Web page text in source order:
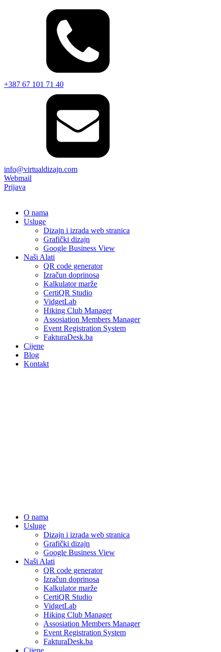
+387 67 101 71 40
info@virtualdizajn.com
Webmail
Prijava
O nama
Usluge
Dizajn i izrada web stranica
Grafički dizajn
Google Business View
Naši Alati
QR code generator
Izračun doprinosa
Kalkulator marže
CertiQR Studio
VidgetLab
Hiking Club Manager
Assosiation Members Manager
Event Registration System
FakturaDesk.ba
Cijene
Blog
Kontakt
O nama
Usluge
Dizajn i izrada web stranica
Grafički dizajn
Google Business View
Naši Alati
QR code generator
Izračun doprinosa
Kalkulator marže
CertiQR Studio
VidgetLab
Hiking Club Manager
Assosiation Members Manager
Event Registration System
FakturaDesk.ba
Cijene